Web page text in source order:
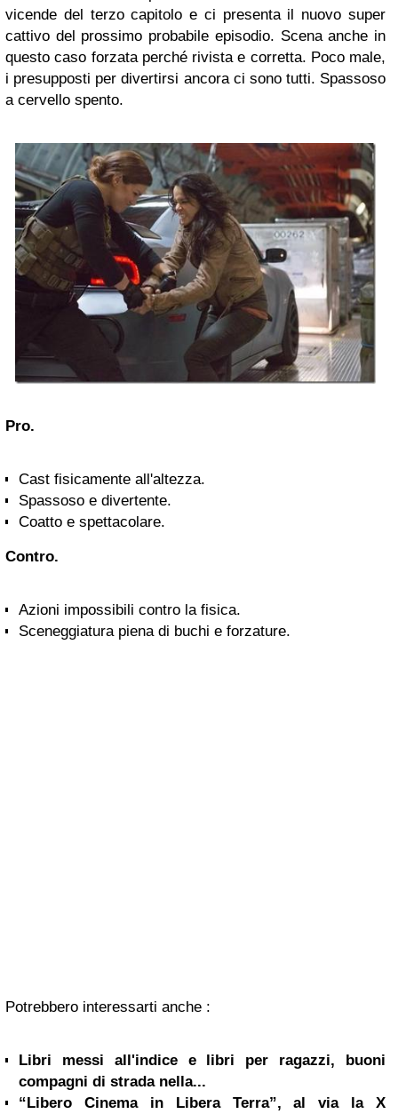
vicende del terzo capitolo e ci presenta il nuovo super
cattivo del prossimo probabile episodio. Scena anche in
questo caso forzata perché rivista e corretta. Poco male,
i presupposti per divertirsi ancora ci sono tutti. Spassoso
a cervello spento.
Pro.
Cast fisicamente all'altezza.
Spassoso e divertente.
Coatto e spettacolare.
Contro.
Azioni impossibili contro la fisica.
Sceneggiatura piena di buchi e forzature.
Potrebbero interessarti anche :
Libri messi all'indice e libri per ragazzi, buoni
compagni di strada nella...
“Libero Cinema in Libera Terra”, al via la X